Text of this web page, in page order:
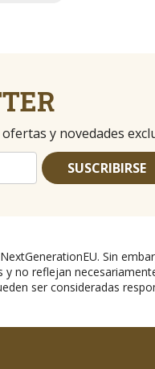
y novedades
SUSCRIBIRSE
Sin
no reflejan
ser consideradas